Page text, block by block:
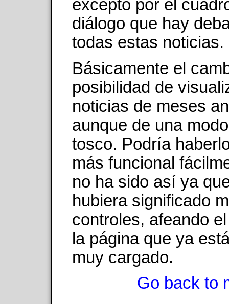
excepto por el
diálogo que hay
todas estas noticias.
Básicamente el
posibilidad de
noticias de meses
aunque de una
tosco. Podría
más funcional
no ha sido así ya
hubiera significado
controles, afeando
la página que ya
muy cargado.
Go back to